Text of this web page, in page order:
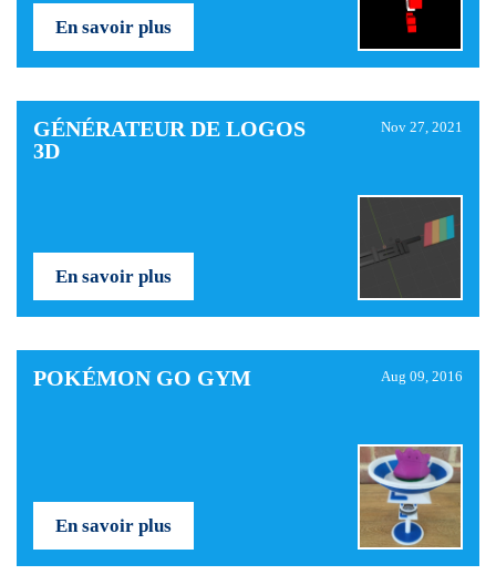
En savoir plus
GÉNÉRATEUR DE LOGOS
3D
Nov 27, 2021
En savoir plus
POKÉMON GO GYM Aug 09, 2016
En savoir plus